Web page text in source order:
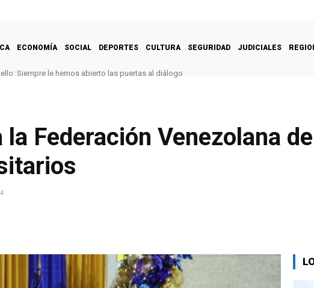
ECONOMÍA SOCIAL DEPORTES CULTURA SEGURIDAD JUDICIALES
Siempre le hemos abierto las puertas al diálogo
Federación Venezolana de